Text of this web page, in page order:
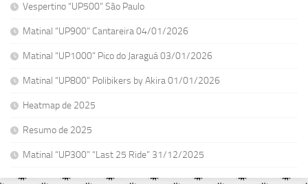
Vespertino “UP500” São Paulo
Matinal “UP900” Cantareira 04/01/2026
Matinal “UP1000” Pico do Jaraguá 03/01/2026
Matinal “UP800” Polibikers by Akira 01/01/2026
Heatmap de 2025
Resumo de 2025
Matinal “UP300” “Last 25 Ride” 31/12/2025